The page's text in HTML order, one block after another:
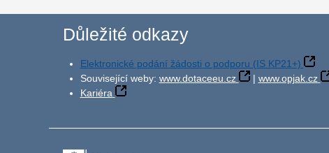
Důležité odkazy
Elektronické podání žádosti o podporu (IS KP21+)
Související weby: www.dotaceeu.cz | www.opjak.cz
Kariéra